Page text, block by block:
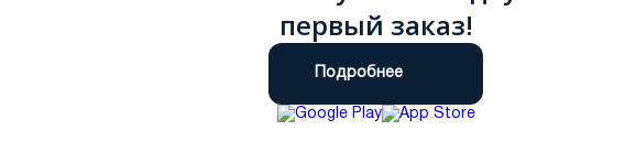
первый заказ!
Подробнее